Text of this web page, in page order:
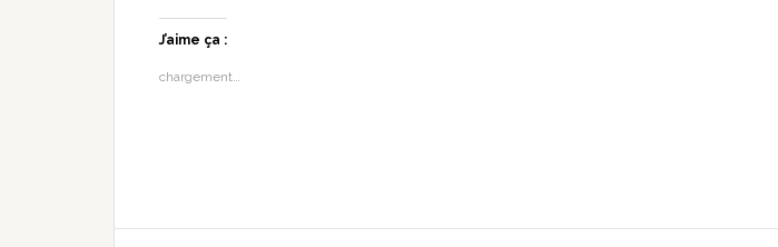
J’aime ça :
chargement…